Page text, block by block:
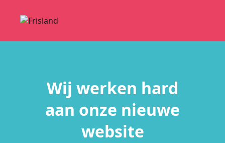
Wij werken hard
aan onze nieuwe
website